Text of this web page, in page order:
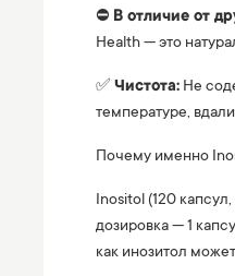
⛔️ В отличие от
Health — это
✅ Чистота: Не
температуре,
Почему именно
Inositol (120
дозировка — 1
как инозитол